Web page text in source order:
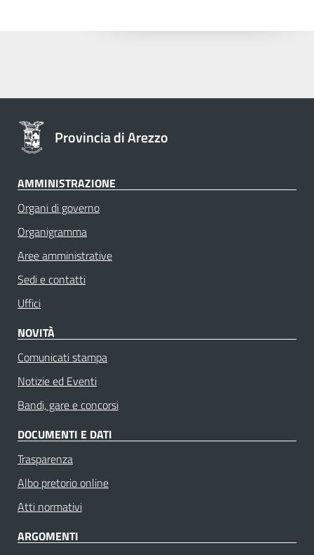
Provincia di Arezzo
AMMINISTRAZIONE
Organi di governo
Organigramma
Aree amministrative
Sedi e contatti
Uffici
NOVITÀ
Comunicati stampa
Notizie ed Eventi
Bandi, gare e concorsi
DOCUMENTI E DATI
Trasparenza
Albo pretorio online
Atti normativi
ARGOMENTI